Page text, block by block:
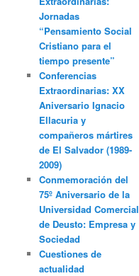
Jornadas
“Pensamiento Social
Cristiano para el
tiempo presente”
Conferencias
Extraordinarias: XX
Aniversario Ignacio
Ellacuria y
compañeros mártires
de El Salvador (1989-
2009)
Conmemoración del
75º Aniversario de la
Universidad Comercial
de Deusto: Empresa y
Sociedad
Cuestiones de
actualidad